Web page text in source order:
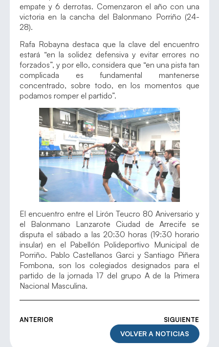
empate y 6 derrotas. Comenzaron el año con una
victoria en la cancha del Balonmano Porriño (24-
28).
Rafa Robayna destaca que la clave del encuentro
estará “en la solidez defensiva y evitar errores no
forzados”, y por ello, considera que “en una pista tan
complicada es fundamental mantenerse
concentrado, sobre todo, en los momentos que
podamos romper el partido”.
El encuentro entre el Lirón Teucro 80 Aniversario y
el Balonmano Lanzarote Ciudad de Arrecife se
disputa el sábado a las 20:30 horas (19:30 horario
insular) en el Pabellón Polideportivo Municipal de
Porriño. Pablo Castellanos Garci y Santiago Piñera
Fombona, son los colegiados designados para el
partido de la jornada 17 del grupo A de la Primera
Nacional Masculina.
ANTERIOR SIGUIENTE
VOLVER A NOTICIAS